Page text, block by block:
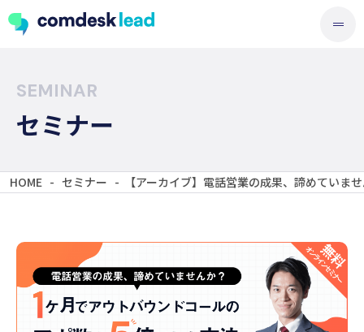
SEMINAR
セミナー
HOME - セミナー - 【アーカイブ】電話営業の成果、諦めてい